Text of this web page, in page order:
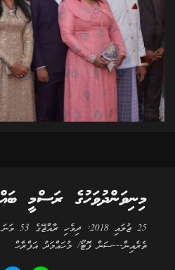
މިނިވަންދުވަހުގެ ރަސްމީ
25
ތެރެއިން---ސަން ފޮޓޯ/ މުހައްމަދު އަފްރާހް